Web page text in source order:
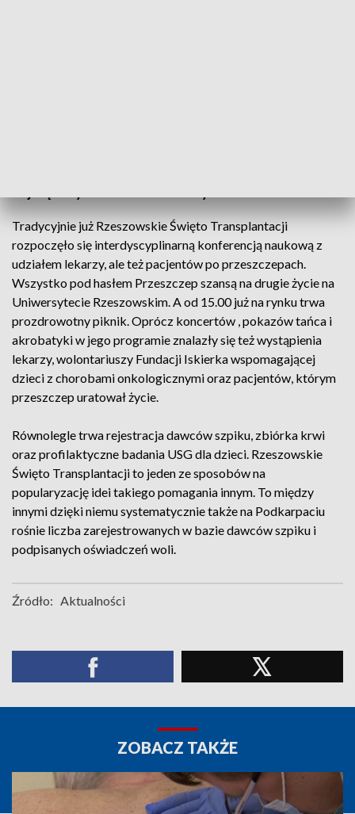
Tradycyjnie już Rzeszowskie Święto Transplantacji
rozpoczęło się interdyscyplinarną konferencją naukową z
udziałem lekarzy, ale też pacjentów po przeszczepach.
Wszystko pod hasłem Przeszczep szansą na drugie życie na
Uniwersytecie Rzeszowskim. A od 15.00 już na rynku trwa
prozdrowotny piknik. Oprócz koncertów , pokazów tańca i
akrobatyki w jego programie znalazły się też wystąpienia
lekarzy, wolontariuszy Fundacji Iskierka wspomagającej
dzieci z chorobami onkologicznymi oraz pacjentów, którym
przeszczep uratował życie.
Równolegle trwa rejestracja dawców szpiku, zbiórka krwi
oraz profilaktyczne badania USG dla dzieci. Rzeszowskie
Święto Transplantacji to jeden ze sposobów na
popularyzację idei takiego pomagania innym. To między
innymi dzięki niemu systematycznie także na Podkarpaciu
rośnie liczba zarejestrowanych w bazie dawców szpiku i
podpisanych oświadczeń woli.
Źródło: Aktualności
ZOBACZ TAKŻE